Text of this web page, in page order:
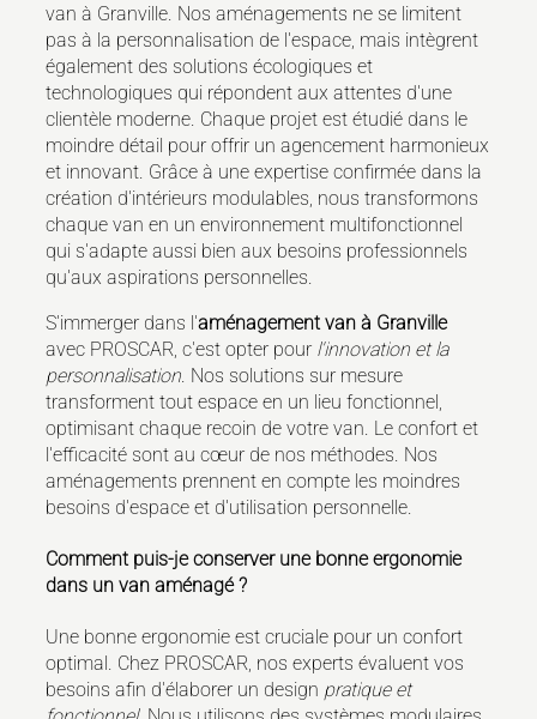
van à Granville. Nos aménagements ne se limitent
pas à la personnalisation de l'espace, mais intègrent
également des solutions écologiques et
technologiques qui répondent aux attentes d'une
clientèle moderne. Chaque projet est étudié dans le
moindre détail pour offrir un agencement harmonieux
et innovant. Grâce à une expertise confirmée dans la
création d'intérieurs modulables, nous transformons
chaque van en un environnement multifonctionnel
qui s'adapte aussi bien aux besoins professionnels
qu'aux aspirations personnelles.
S'immerger dans l'aménagement van à Granville
avec PROSCAR, c'est opter pour l'innovation et la
personnalisation. Nos solutions sur mesure
transforment tout espace en un lieu fonctionnel,
optimisant chaque recoin de votre van. Le confort et
l'efficacité sont au cœur de nos méthodes. Nos
aménagements prennent en compte les moindres
besoins d'espace et d'utilisation personnelle.
Comment puis-je conserver une bonne ergonomie
dans un van aménagé ?
Une bonne ergonomie est cruciale pour un confort
optimal. Chez PROSCAR, nos experts évaluent vos
besoins afin d'élaborer un design pratique et